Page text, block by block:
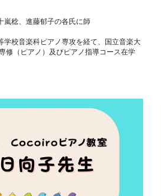
嵐稔、進藤郁子の各氏に師
学校音楽科ピアノ専攻を経て、国立音楽大
修（ピアノ）及びピアノ指導コース在学